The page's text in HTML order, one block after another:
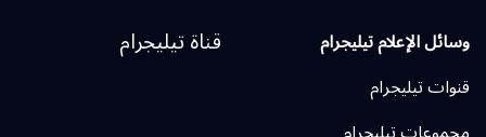
وسائل الإعلام تيليجرام
قنوات تيليجرام
قناة تيليجرام